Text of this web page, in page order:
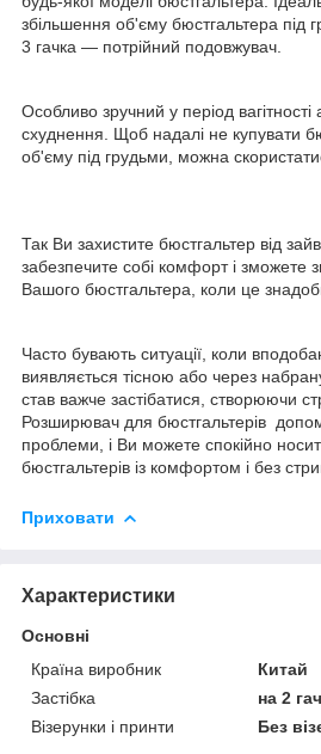
збільшення об'єму бюстгальтера під
3 гачка — потрійний подовжувач.
Особливо зручний у період вагітності
схуднення. Щоб надалі не купувати
об'єму під грудьми, можна
Так Ви захистите бюстгальтер від
забезпечите собі комфорт і зможете
Вашого бюстгальтера, коли це
Часто бувають ситуації, коли
виявляється тісною або через
став важче застібатися, створюючи
Розширювач для бюстгальтерів
проблеми, і Ви можете спокійно
бюстгальтерів із комфортом і без
Приховати
Характеристики
Основні
Країна виробник
Китай
Застібка
на 2
Візерунки і принти
Без